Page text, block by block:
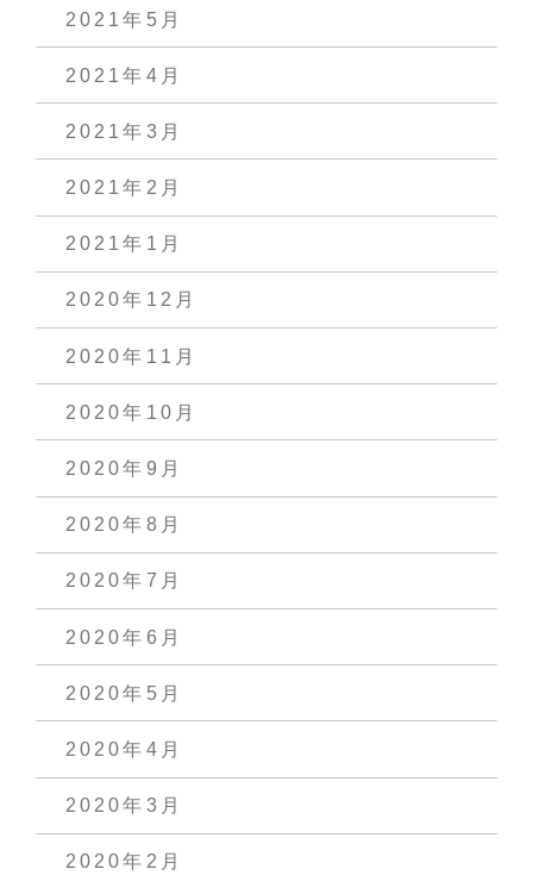
2021年5月
2021年4月
2021年3月
2021年2月
2021年1月
2020年12月
2020年11月
2020年10月
2020年9月
2020年8月
2020年7月
2020年6月
2020年5月
2020年4月
2020年3月
2020年2月